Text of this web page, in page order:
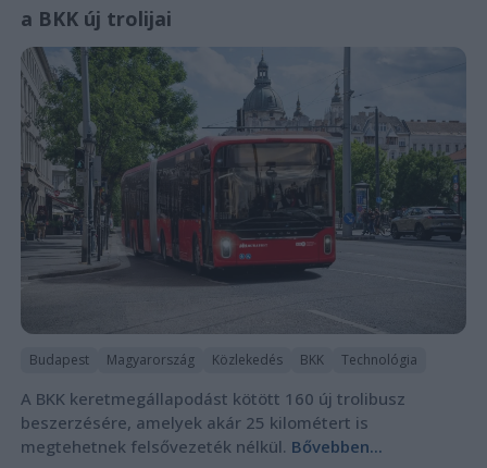
a BKK új trolijai
Budapest Magyarország Közlekedés BKK Technológia
A BKK keretmegállapodást kötött 160 új trolibusz
beszerzésére, amelyek akár 25 kilométert is
megtehetnek felsővezeték nélkül. Bővebben...